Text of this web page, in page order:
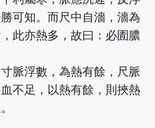
可知。而尺中自濇，濇為
此亦熱多，故曰：必圊膿
脈浮數，為熱有餘，尺脈
不足，以熱有餘，則挾熱